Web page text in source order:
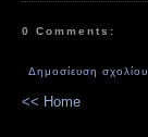
0 Comments:
Δημοσίευση σχολίου
<< Home